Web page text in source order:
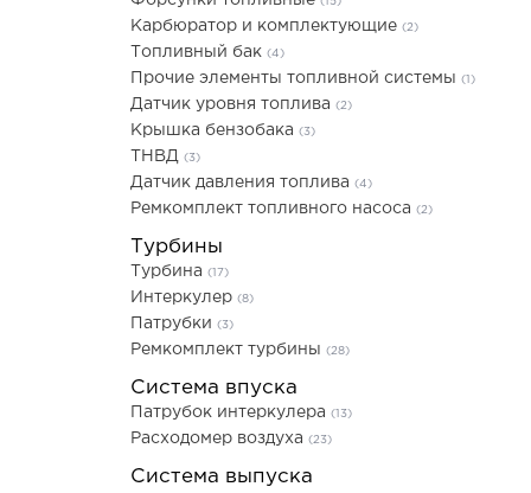
Карбюратор и комплектующие (2)
Топливный бак (4)
Прочие элементы топливной системы (1)
Датчик уровня топлива (2)
Крышка бензобака (3)
ТНВД (3)
Датчик давления топлива (4)
Ремкомплект топливного насоса (2)
Турбины
Турбина (17)
Интеркулер (8)
Патрубки (3)
Ремкомплект турбины (28)
Система впуска
Патрубок интеркулера (13)
Расходомер воздуха (23)
Система выпуска